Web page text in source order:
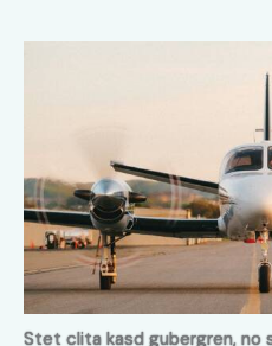
Stet clita kasd gubergren,